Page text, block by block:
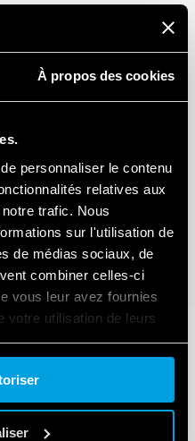
À propos des cookies
personnaliser le contenu
relatives aux
trafic. Nous
sur l'utilisation de
de médias sociaux, de
combiner celles-ci
vous leur avez fournies
votre utilisation de leurs